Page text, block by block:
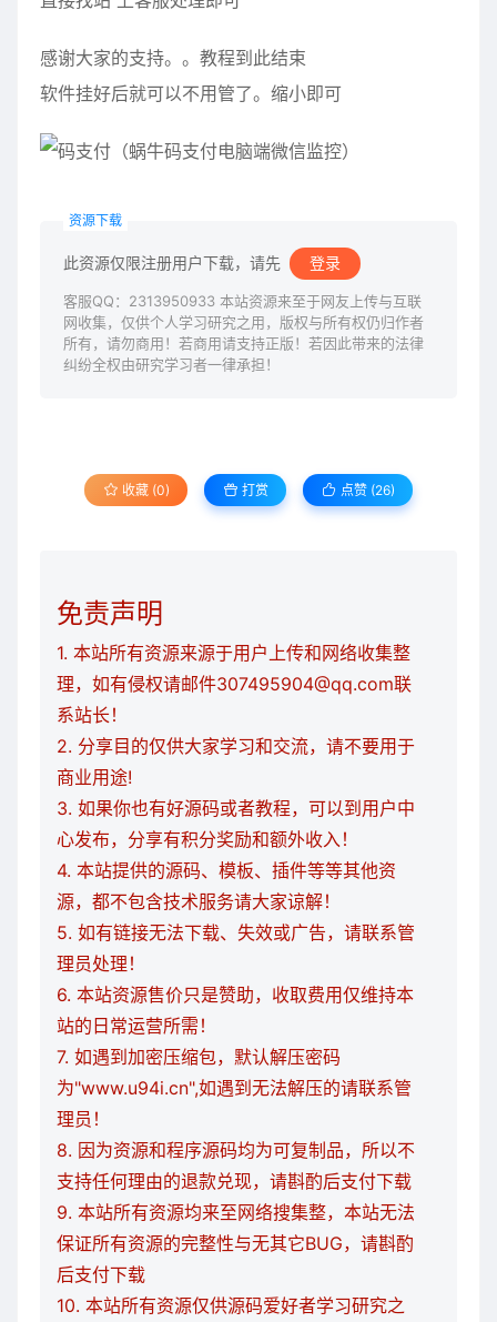
感谢大家的支持。。教程到此结束
软件挂好后就可以不用管了。缩小即可
资源下载
此资源仅限注册用户下载，请先 登录
客服QQ：2313950933 本站资源来至于网友上传与互联
网收集，仅供个人学习研究之用，版权与所有权仍归作者
所有，请勿商用！若商用请支持正版！若因此带来的法律
纠纷全权由研究学习者一律承担！
收藏 (0) 打赏 点赞 (26)
免责声明
1. 本站所有资源来源于用户上传和网络收集整
理，如有侵权请邮件307495904@qq.com联
系站长！
2. 分享目的仅供大家学习和交流，请不要用于
商业用途!
3. 如果你也有好源码或者教程，可以到用户中
心发布，分享有积分奖励和额外收入！
4. 本站提供的源码、模板、插件等等其他资
源，都不包含技术服务请大家谅解！
5. 如有链接无法下载、失效或广告，请联系管
理员处理！
6. 本站资源售价只是赞助，收取费用仅维持本
站的日常运营所需！
7. 如遇到加密压缩包，默认解压密码
为"www.u94i.cn",如遇到无法解压的请联系管
理员！
8. 因为资源和程序源码均为可复制品，所以不
支持任何理由的退款兑现，请斟酌后支付下载
9. 本站所有资源均来至网络搜集整，本站无法
保证所有资源的完整性与无其它BUG，请斟酌
后支付下载
10. 本站所有资源仅供源码爱好者学习研究之